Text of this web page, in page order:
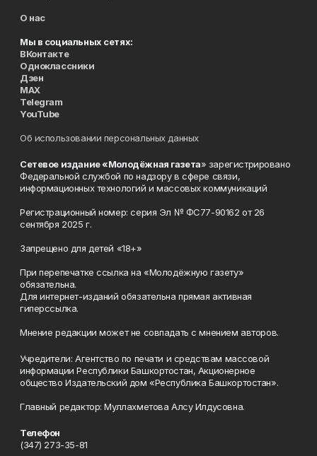
О нас
Мы в социальных сетях:
ВКонтакте
Одноклассники
Дзен
MAX
Telegram
YouTube
Об использовании персональных данных
Сетевое издание «Молодёжная газета» зарегистрировано
Федеральной службой по надзору в сфере связи,
информационных технологий и массовых коммуникаций
Регистрационный номер: серия Эл № ФС77-90162 от 26
сентября 2025 г.
Запрещено для детей «18+»
При перепечатке ссылка на «Молодёжную газету»
обязательна.
Для интернет-изданий обязательна прямая активная
гиперссылка.
Мнение редакции может не совпадать с мнением авторов.
Учредители: Агентство по печати и средствам массовой
информации Республики Башкортостан, Акционерное
общество Издательский дом «Республика Башкортостан».
Главный редактор: Муллахметова Алсу Илдусовна.
Телефон
(347) 273-35-81